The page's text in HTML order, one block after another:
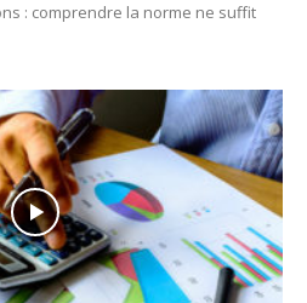
: comprendre la norme ne suffit